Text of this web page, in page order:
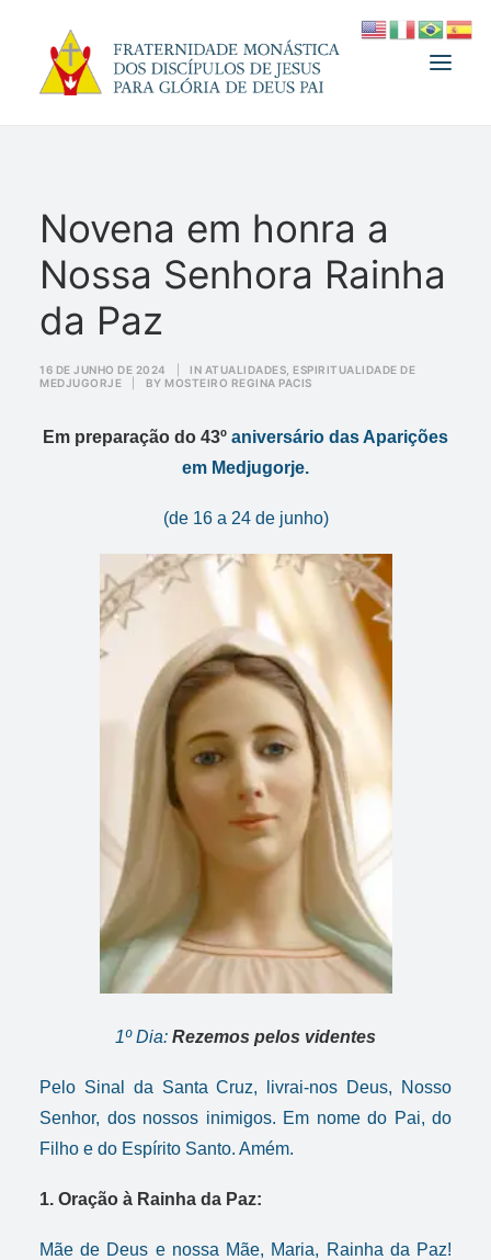
FUNDADOR
MEDJUGORJE
ESPIRITUALIDADE
INFORMATIVO
DOAÇÃO
Novena em honra a
Nossa Senhora Rainha
da Paz
16 DE JUNHO DE 2024 IN ATUALIDADES ESPIRITUALIDADE DE
MEDJUGORJE
BY MOSTEIRO REGINA PACIS
Em preparação do 43º aniversário das Aparições
em Medjugorje.
(de 16 a 24 de junho)
1º Dia: Rezemos pelos videntes
Pelo Sinal da Santa Cruz, livrai-nos Deus, Nosso
Senhor, dos nossos inimigos. Em nome do Pai, do
Filho e do Espírito Santo. Amém.
1. Oração à Rainha da Paz:
Mãe de Deus e nossa Mãe, Maria, Rainha da Paz!